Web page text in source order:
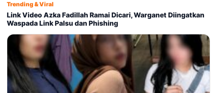
Trending & Viral
Link Video Azka Fadillah Ramai Dicari, Warganet Diingatkan
Waspada Link Palsu dan Phishing